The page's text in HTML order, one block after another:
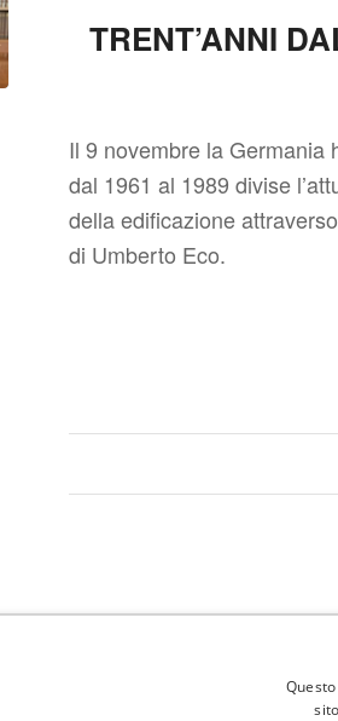
TRENT’ANNI
Il 9 novembre la Germania
dal 1961 al 1989 divise
della edificazione
di Umberto Eco.